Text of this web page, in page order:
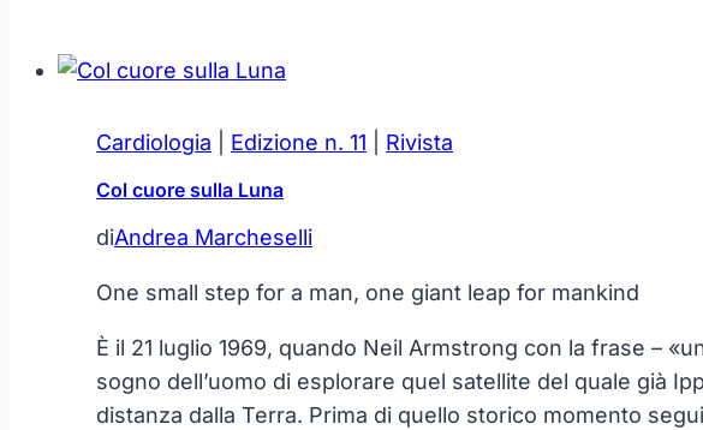
Cardiologia Edizione n. 11 Rivista
Col cuore sulla Luna
diAndrea Marcheselli
One small step for a man, one giant leap for mankind
È il 21 luglio 1969, quando Neil Armstrong con la frase –
sogno dell’uomo di esplorare quel satellite del quale già
distanza dalla Terra. Prima di quello storico momento